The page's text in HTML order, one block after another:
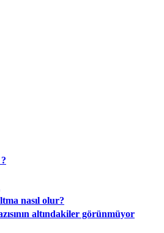
nasıl olur?
altındakiler görünmüyor